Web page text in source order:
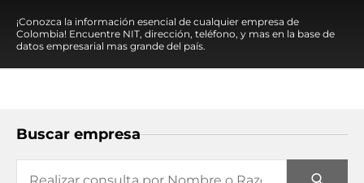
¡Conozca la información esencial de cualquier empresa de
Colombia! Encuentre NIT, dirección, teléfono, y mas en la base de
datos empresarial mas grande del país.
Buscar empresa